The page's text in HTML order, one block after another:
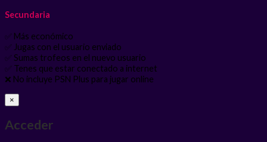
Secundaria
✅ Más económico
✅ Jugas con el usuario enviado
✅ Sumas trofeos en el nuevo usuario
✅ Tenes que estar conectado a internet
❌ No incluye PSN Plus para jugar online
×
Acceder